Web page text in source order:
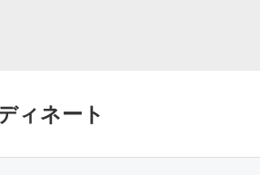
ィネート